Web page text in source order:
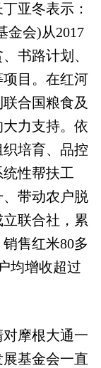
亚冬表示：
金会)从2017
书路计划、
目。在红河
合国粮食及
力支持。依
培育、品控
性帮扶工
带动农户脱
联合社，累
售红米80多
均增收超过
摩根大通一
基金会一直